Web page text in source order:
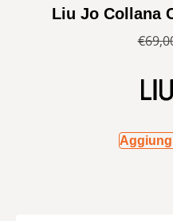
Liu Jo Collana
€